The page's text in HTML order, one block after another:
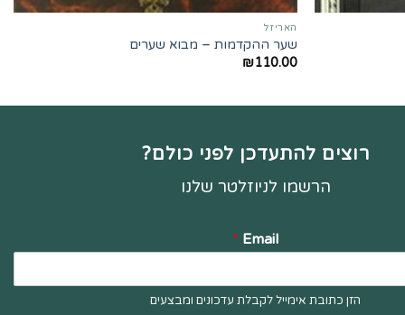
האריזל
שער ההקדמות – מבוא שערים
₪110.00
רוצים להתעדכן לפני כולם?
הרשמו לניוזלטר שלנו
Email
*
הזן כתובת אימייל לקבלת עדכונים ומבצעים